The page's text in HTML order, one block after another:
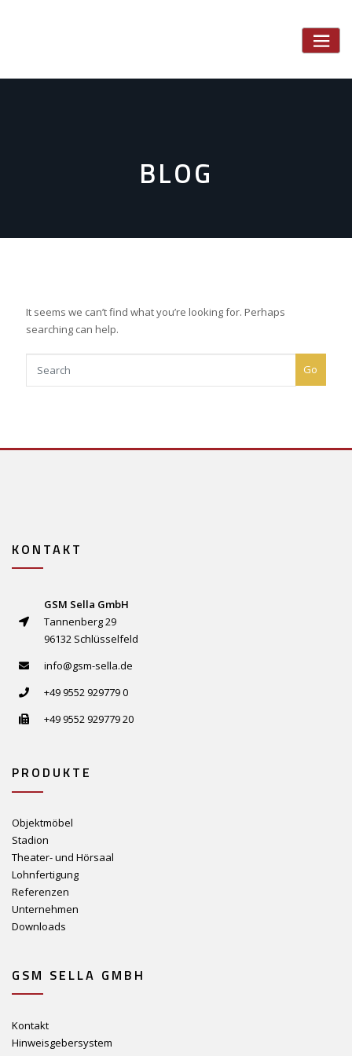
BLOG
It seems we can’t find what you’re looking for. Perhaps
searching can help.
Go
KONTAKT
GSM Sella GmbH
Tannenberg 29
96132 Schlüsselfeld
info@gsm-sella.de
+49 9552 929779 0
+49 9552 929779 20
PRODUKTE
Objektmöbel
Stadion
Theater- und Hörsaal
Lohnfertigung
Referenzen
Unternehmen
Downloads
GSM SELLA GMBH
Kontakt
Hinweisgebersystem